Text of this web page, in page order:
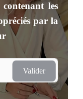
contenant les
par la
Valider